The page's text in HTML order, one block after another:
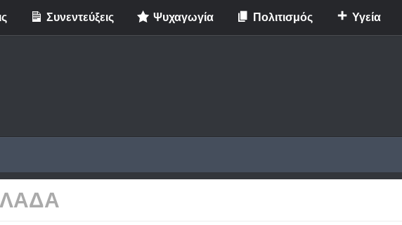
Συνεντεύξεις Ψυχαγωγία Πολιτισμός Υγεία